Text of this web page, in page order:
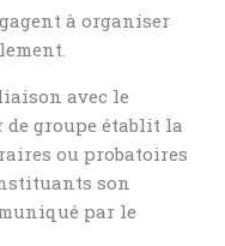
à organiser
avec le
de groupe établit la
ou probatoires
son
par le